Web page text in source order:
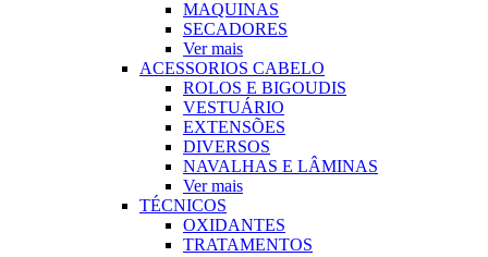
MAQUINAS
SECADORES
Ver mais
ACESSORIOS CABELO
ROLOS E BIGOUDIS
VESTUÁRIO
EXTENSÕES
DIVERSOS
NAVALHAS E LÂMINAS
Ver mais
TÉCNICOS
OXIDANTES
TRATAMENTOS